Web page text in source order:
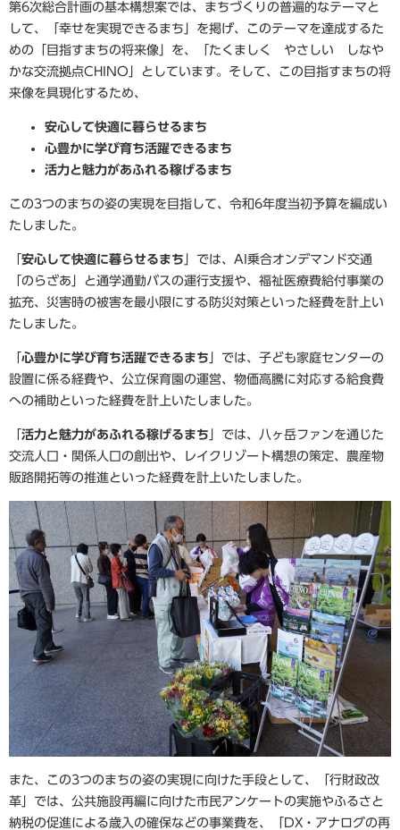
第6次総合計画の基本構想案では、まちづくりの普遍的なテーマと
して、「幸せを実現できるまち」を掲げ、このテーマを達成するた
めの「目指すまちの将来像」を、「たくましく やさしい しなや
かな交流拠点CHINO」としています。そして、この目指すまちの将
来像を具現化するため、
安心して快適に暮らせるまち
心豊かに学び育ち活躍できるまち
活力と魅力があふれる稼げるまち
この3つのまちの姿の実現を目指して、令和6年度当初予算を編成い
たしました。
安心して快適に暮らせるまち 」では、AI乗合オンデマンド交通
「のらざあ」と通学通勤バスの運行支援や、福祉医療費給付事業の
拡充、災害時の被害を最小限にする防災対策といった経費を計上い
たしました。
心豊かに学び育ち活躍できるまち 」では、子ども家庭センターの
設置に係る経費や、公立保育園の運営、物価高騰に対応する給食費
への補助といった経費を計上いたしました。
活力と魅力があふれる稼げるまち 」では、八ヶ岳ファンを通じた
交流人口・関係人口の創出や、レイクリゾート構想の策定、農産物
販路開拓等の推進といった経費を計上いたしました。
また、この3つのまちの姿の実現に向けた手段として、「行財政改
革」では、公共施設再編に向けた市民アンケートの実施やふるさと
納税の促進による歳入の確保などの事業費を、「DX・アナログの再